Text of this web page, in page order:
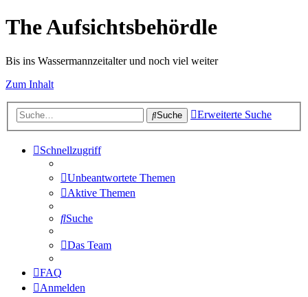
The Aufsichtsbehördle
Bis ins Wassermannzeitalter und noch viel weiter
Zum Inhalt
Suche Erweiterte Suche
Schnellzugriff
Unbeantwortete Themen
Aktive Themen
Suche
Das Team
FAQ
Anmelden